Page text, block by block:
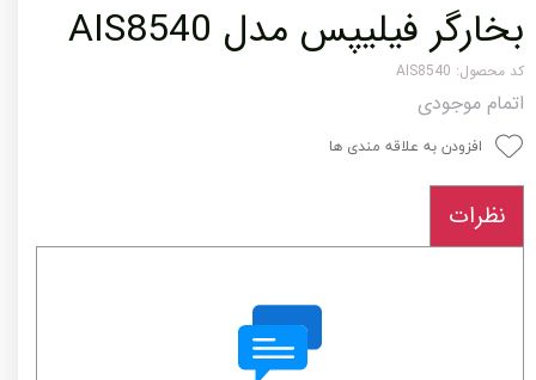
بخارگر فیلیپس مدل AIS8540
کد محصول: AIS8540
اتمام موجودی
افزودن به علاقه مندی ها
نظرات